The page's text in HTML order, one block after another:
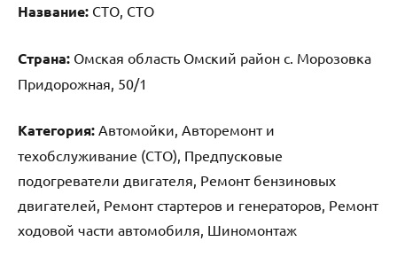
Название: СТО, СТО
Страна: Омская область Омский район с. Морозовка
Придорожная, 50/1
Категория: Автомойки, Авторемонт и
техобслуживание (СТО), Предпусковые
подогреватели двигателя, Ремонт бензиновых
двигателей, Ремонт стартеров и генераторов, Ремонт
ходовой части автомобиля, Шиномонтаж